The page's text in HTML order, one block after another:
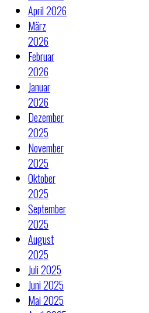
April 2026
März
2026
Februar
2026
Januar
2026
Dezember
2025
November
2025
Oktober
2025
September
2025
August
2025
Juli 2025
Juni 2025
Mai 2025